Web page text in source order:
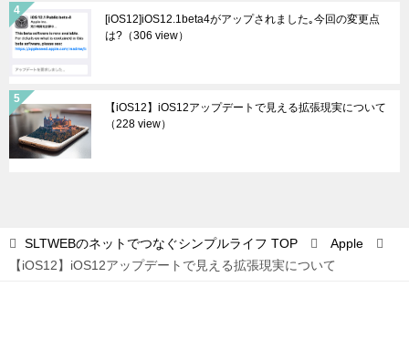
[iOS12]iOS12.1beta4がアップされました｡今回の変更点
は? （306 view）
【iOS12】iOS12アップデートで見える拡張現実について
（228 view）
SLTWEBのネットでつなぐシンプルライフ TOP
Apple
【iOS12】iOS12アップデートで見える拡張現実について